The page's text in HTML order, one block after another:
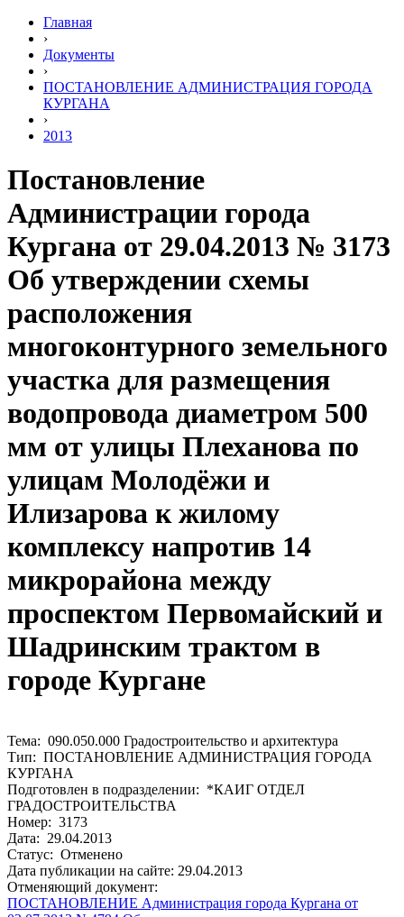
Главная
›
Документы
›
ПОСТАНОВЛЕНИЕ АДМИНИСТРАЦИЯ ГОРОДА
КУРГАНА
›
2013
Постановление
Администрации города
Кургана от 29.04.2013 № 3173
Об утверждении схемы
расположения
многоконтурного земельного
участка для размещения
водопровода диаметром 500
мм от улицы Плеханова по
улицам Молодёжи и
Илизарова к жилому
комплексу напротив 14
микрорайона между
проспектом Первомайский и
Шадринским трактом в
городе Кургане
Тема: 090.050.000 Градостроительство и архитектура
Тип: ПОСТАНОВЛЕНИЕ АДМИНИСТРАЦИЯ ГОРОДА
КУРГАНА
Подготовлен в подразделении: *КАИГ ОТДЕЛ
ГРАДОСТРОИТЕЛЬСТВА
Номер: 3173
Дата: 29.04.2013
Статус: Отменено
Дата публикации на сайте: 29.04.2013
Отменяющий документ:
ПОСТАНОВЛЕНИЕ Администрация города Кургана от